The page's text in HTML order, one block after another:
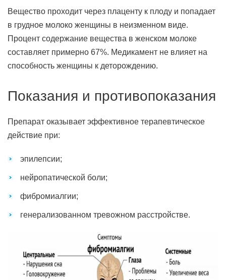
Вещество проходит через плаценту к плоду и попадает
в грудное молоко женщины в неизменном виде.
Процент содержание вещества в женском молоке
составляет примерно 67%. Медикамент не влияет на
способность женщины к деторождению.
Показания и противопоказания
Препарат оказывает эффективное терапевтическое
действие при:
эпилепсии;
нейропатической боли;
фибромиалгии;
генерализованном тревожном расстройстве.